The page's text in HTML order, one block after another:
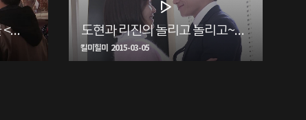
도현의 인격들을 위한 선물 <생생현장> 도현과 리진의 돌리고 돌리고~ <생생현장>
킬미힐미 2015-03-05